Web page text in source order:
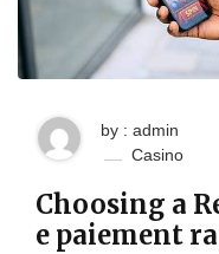
by : admin
Casino
Choosing a
e paiement